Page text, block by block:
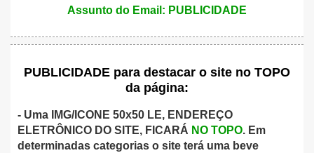
Assunto do Email: PUBLICIDADE
PUBLICIDADE para destacar o site no TOPO
da página:
- Uma IMG/ICONE 50x50 LE, ENDEREÇO
ELETRÔNICO DO SITE, FICARÁ NO TOPO. Em
determinadas categorias o site terá uma beve